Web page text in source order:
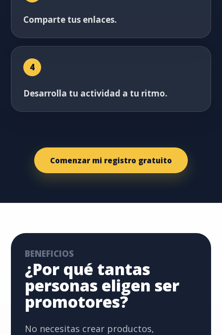
Comparte tus enlaces.
4
Desarrolla tu actividad a tu ritmo.
Comenzar mi registro gratuito
BENEFICIOS
¿Por qué tantas
personas eligen ser
promotores?
No necesitas crear productos,